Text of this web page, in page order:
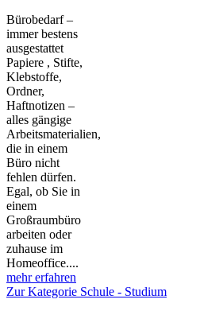
Bürobedarf –
immer bestens
ausgestattet
Papiere , Stifte,
Klebstoffe,
Ordner,
Haftnotizen –
alles gängige
Arbeitsmaterialien,
die in einem
Büro nicht
fehlen dürfen.
Egal, ob Sie in
einem
Großraumbüro
arbeiten oder
zuhause im
Homeoffice....
mehr erfahren
Zur Kategorie Schule - Studium